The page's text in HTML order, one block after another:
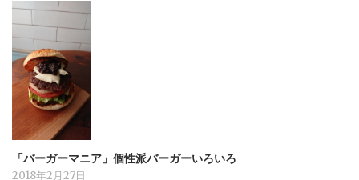
「バーガーマニア」個性派バーガーいろいろ
2018年2月27日